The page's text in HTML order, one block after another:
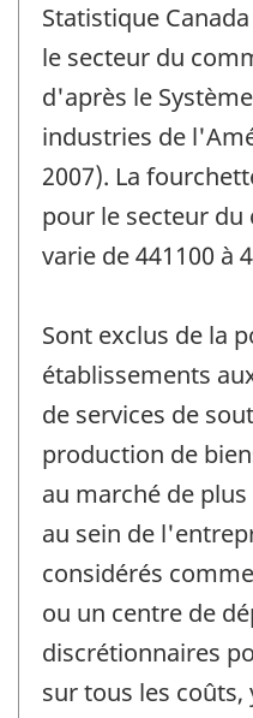
Statistique
le secteur du
d'après le
industries de
2007). La
pour le secteur
varie de 441100 à
Sont exclus de la
établissements
de services de
production de
au marché de
au sein de
considérés
ou un centre de
discrétionnaires
sur tous les